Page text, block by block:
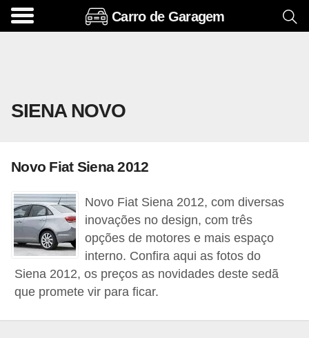
Carro de Garagem
SIENA NOVO
Novo Fiat Siena 2012
Novo Fiat Siena 2012, com diversas
inovações no design, com três
opções de motores e mais espaço
interno. Confira aqui as fotos do
Siena 2012, os preços as novidades deste sedã
que promete vir para ficar.
A
s
i
o
s
e
o
p
c
i